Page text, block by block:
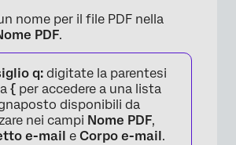
nome per il file PDF nella
PDF.
q: digitate la parentesi
{ per accedere a una lista
disponibili da
nei campi Nome PDF,
e-mail e Corpo e-mail .